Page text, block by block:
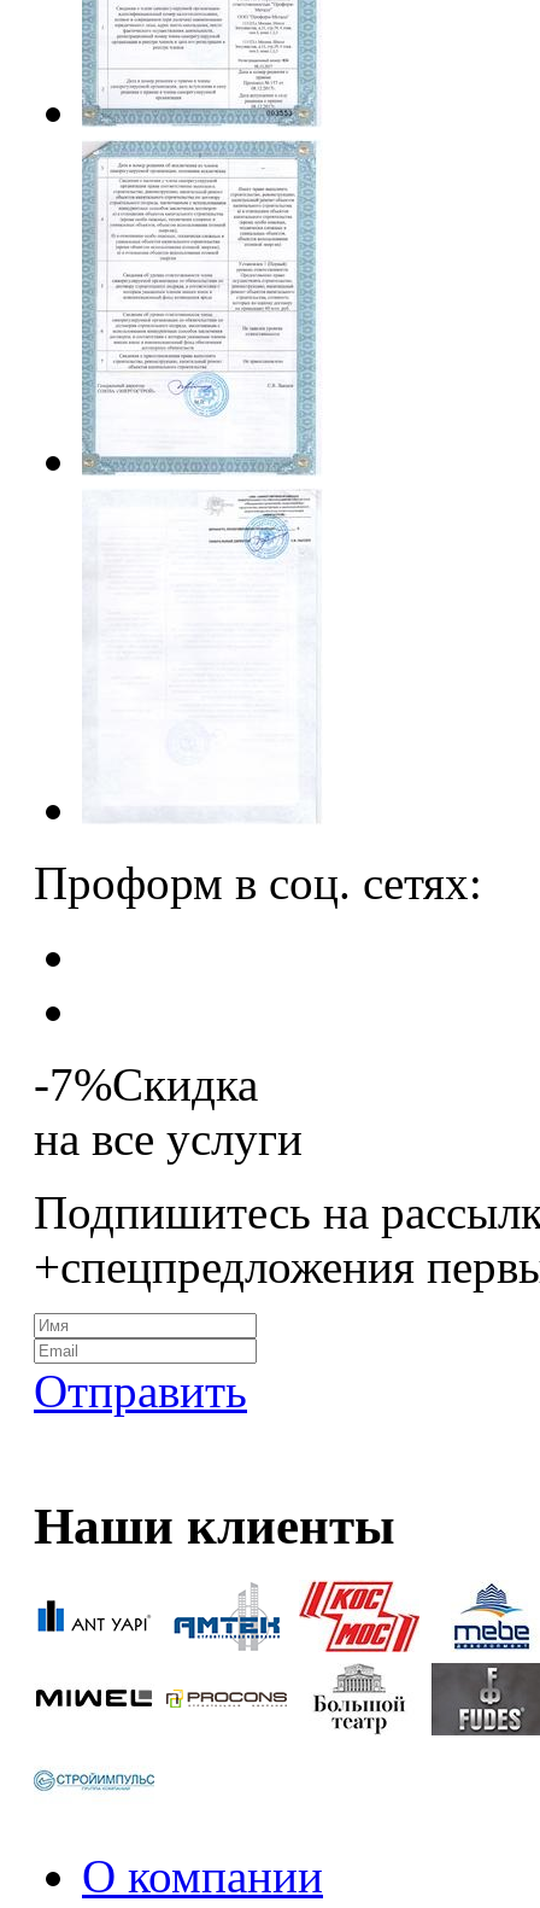
Проформ в соц. сетях:
-7%Скидка
на все услуги
Подпишитесь на
+спецпредложения
Отправить
Наши клиенты
О компании